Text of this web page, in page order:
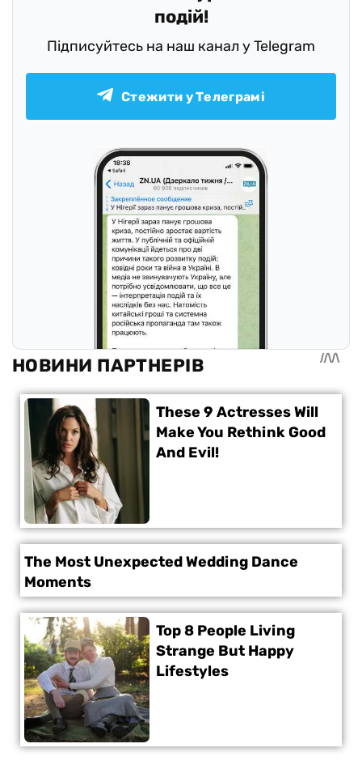
подій!
Підписуйтесь на наш канал у Telegram
Стежити у Телеграмі